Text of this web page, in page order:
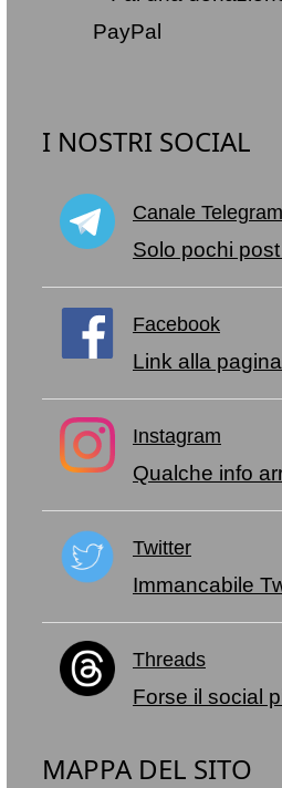
I NOSTRI SOCIAL
Canale Telegram
Solo pochi
Facebook
Link alla
Instagram
Qualche info
Twitter
Immancabile
Threads
Forse il social
MAPPA DEL SITO